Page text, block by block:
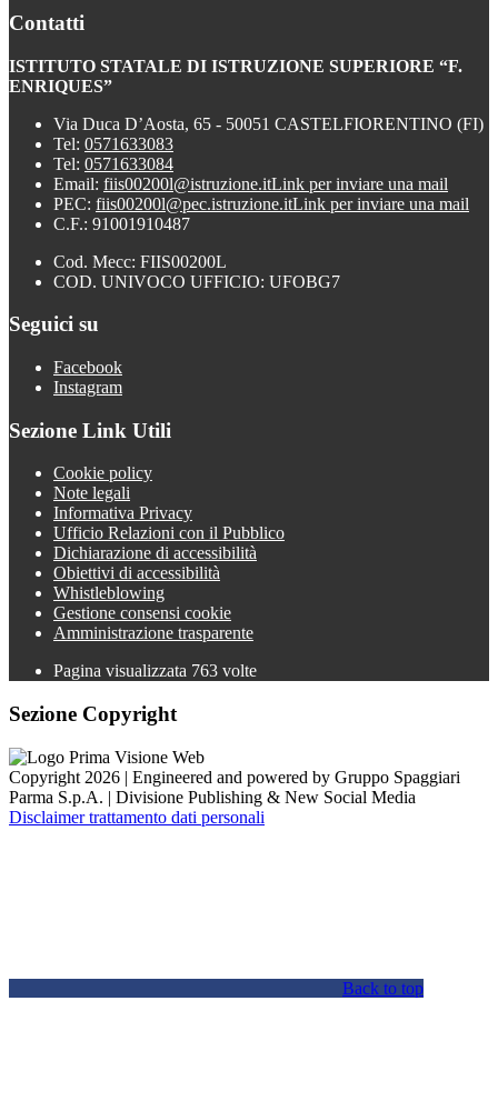
Contatti
ISTITUTO STATALE DI ISTRUZIONE SUPERIORE “F.
ENRIQUES”
Via Duca D’Aosta, 65 - 50051 CASTELFIORENTINO (FI)
Tel: 0571633083
Tel: 0571633084
Email: fiis00200l@istruzione.itLink per inviare una mail
PEC: fiis00200l@pec.istruzione.itLink per inviare una mail
C.F.: 91001910487
Cod. Mecc: FIIS00200L
COD. UNIVOCO UFFICIO: UFOBG7
Seguici su
Facebook
Instagram
Sezione Link Utili
Cookie policy
Note legali
Informativa Privacy
Ufficio Relazioni con il Pubblico
Dichiarazione di accessibilità
Obiettivi di accessibilità
Whistleblowing
Gestione consensi cookie
Amministrazione trasparente
Pagina visualizzata 763 volte
Sezione Copyright
Copyright 2026 | Engineered and powered by Gruppo Spaggiari
Parma S.p.A. | Divisione Publishing & New Social Media
Disclaimer trattamento dati personali
Back to top